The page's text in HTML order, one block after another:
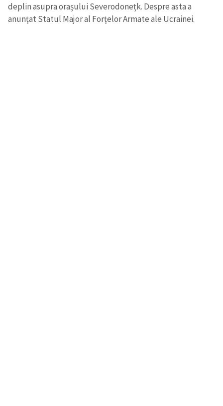
deplin asupra orașului Severodonețk. Despre asta a
anunțat Statul Major al Forțelor Armate ale Ucrainei.